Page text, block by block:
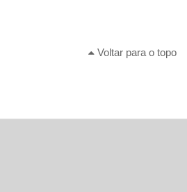
Voltar para o topo